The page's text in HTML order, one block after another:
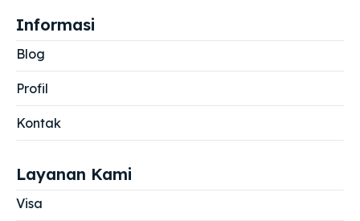
Informasi
Blog
Profil
Kontak
Layanan Kami
Visa